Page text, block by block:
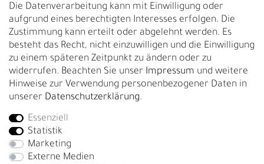
Gürtelgröße messen
Garantie
GESCHÄFTSKUNDEN & HÄNDLER
B2B Geschäftskunden
Bei Fragen wenden Sie sich direkt an unser Service-Team.
+4917663727338
Montag - Freitag, 09:00 - 14:00
Die Datenverarbeitung kann mit Einwilligung oder
aufgrund eines berechtigten Interesses erfolgen. Die
Zustimmung kann erteilt oder abgelehnt werden. Es
besteht das Recht, nicht einzuwilligen und die Einwilligung
zu einem späteren Zeitpunkt zu ändern oder zu
widerrufen. Beachten Sie unser Impressum und weitere
Hinweise zur Verwendung personenbezogener Daten in
unserer Daten­schutz­erklärung.
Essenziell
Statistik
Marketing
Externe Medien